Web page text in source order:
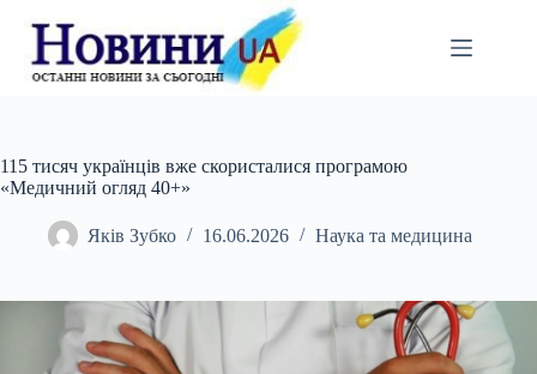
вмісту
115 тисяч українців вже скористалися програмою
«Медичний огляд 40+»
Яків Зубко 16.06.2026 Наука та медицина